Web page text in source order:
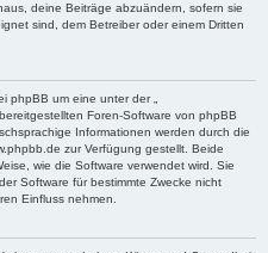
deine Beiträge abzuändern, sofern sie
sind, dem Betreiber oder einem Dritten
phpBB um eine unter der „
Foren-Software von phpBB
Informationen werden durch die
zur Verfügung gestellt. Beide
wie die Software verwendet wird. Sie
Software für bestimmte Zwecke nicht
Einfluss nehmen.